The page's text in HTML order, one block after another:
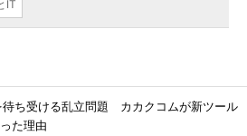
IT
待ち受ける乱立問題 カカクコムが新ツール
た理由